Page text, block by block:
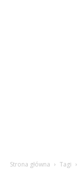
Strona główna Tagi